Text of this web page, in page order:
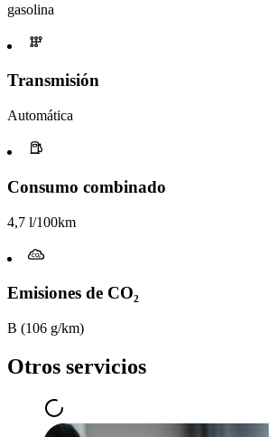
gasolina
Transmisión
Automática
Consumo combinado
4,7 l/100km
Emisiones de CO₂
B (106 g/km)
Otros servicios